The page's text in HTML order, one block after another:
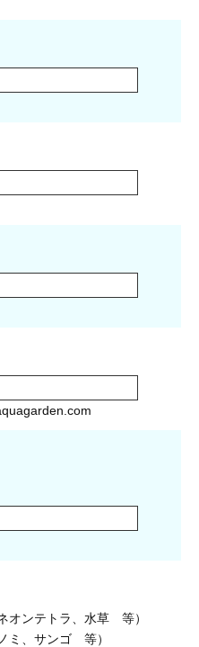
オンテトラ、水草 等）
ミ、サンゴ 等）